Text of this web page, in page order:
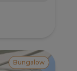
Bungalow